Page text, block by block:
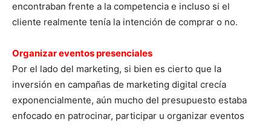
encontraban frente a la competencia e incluso si el
cliente realmente tenía la intención de comprar o no.
Organizar eventos presenciales
Por el lado del marketing, si bien es cierto que la
inversión en campañas de marketing digital crecía
exponencialmente, aún mucho del presupuesto estaba
enfocado en patrocinar, participar u organizar eventos